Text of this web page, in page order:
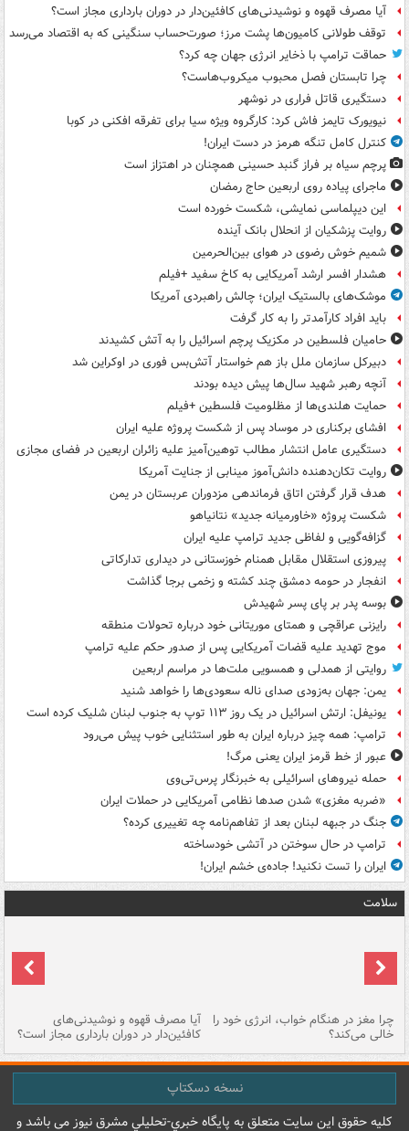
آیا مصرف قهوه و نوشیدنی‌های کافئین‌دار در دوران بارداری مجاز است؟
توقف طولانی کامیون‌ها پشت مرز؛ صورت‌حساب سنگینی که به اقتصاد می‌رسد
حماقت ترامپ با ذخایر انرژی جهان چه کرد؟
چرا تابستان فصل محبوب میکروب‌هاست؟
دستگیری قاتل فراری در نوشهر
نیویورک تایمز فاش کرد: کارگروه ویژه سیا برای تفرقه افکنی در کوبا
کنترل کامل تنگه هرمز در دست ایران!
پرچم سیاه بر فراز گنبد حسینی همچنان در اهتزاز است
ماجرای پیاده روی اربعین حاج رمضان
این دیپلماسی نمایشی، شکست خورده است
روایت پزشکیان از انحلال بانک آینده
شمیم خوش رضوی در هوای بین‌الحرمین
هشدار افسر ارشد آمریکایی به کاخ سفید +فیلم
موشک‌های بالستیک ایران؛ چالش راهبردی آمریکا
باید افراد کارآمدتر را به کار گرفت
حامیان فلسطین در مکزیک پرچم اسرائیل را به آتش کشیدند
دبیرکل سازمان ملل باز هم خواستار آتش‌بس فوری در اوکراین شد
آنچه رهبر شهید سال‌ها پیش دیده بودند
حمایت هلندی‌ها از مظلومیت فلسطین +فیلم
افشای برکناری در موساد پس از شکست پروژه علیه ایران
دستگیری عامل انتشار مطالب توهین‌آمیز علیه زائران اربعین در فضای مجازی
روایت تکان‌دهنده دانش‌آموز مینابی از جنایت آمریکا
هدف قرار گرفتن اتاق‌ فرماندهی مزدوران عربستان در یمن
شکست پروژه «خاورمیانه جدید» نتانیاهو
گزافه‌گویی و لفاظی جدید ترامپ علیه ایران
پیروزی استقلال مقابل همنام خوزستانی در دیداری تدارکاتی
انفجار در حومه دمشق چند کشته و زخمی برجا گذاشت
بوسه‌ پدر بر پای پسر شهیدش
رایزنی عراقچی و همتای موریتانی خود درباره تحولات منطقه
موج تهدید علیه قضات آمریکایی پس از صدور حکم علیه ترامپ
روایتی از همدلی و همسویی ملت‌ها در مراسم اربعین
یمن: جهان به‌زودی صدای ناله سعودی‌ها را خواهد شنید
یونیفل: ارتش اسرائیل در یک روز ۱۱۳ توپ به جنوب لبنان شلیک کرده است
ترامپ: همه چیز درباره ایران به طور استثنایی خوب پیش می‌رود
عبور از خط قرمز ایران یعنی مرگ!
حمله نیروهای اسرائیلی به خبرنگار پرس‌تی‌وی
«ضربه مغزی» شدن صدها نظامی آمریکایی در حملات ایران
جنگ در جبهه لبنان بعد از تفاهم‌نامه چه تغییری کرده؟
ترامپ در حال سوختن در آتشی خودساخته
ایران را تست نکنید! جاده‌ی خشم ایران!
سلامت
چرا مغز در هنگام خواب، انرژی خود را
خالی می‌کند؟
آیا مصرف قهوه و نوشیدنی‌های
کافئین‌دار در دوران بارداری مجاز است؟
نسخه دسکتاپ
کليه حقوق اين سايت متعلق به پایگاه خبري-تحليلي مشرق نيوز می باشد و